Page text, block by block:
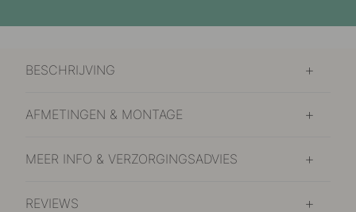
BESCHRIJVING
AFMETINGEN & MONTAGE
MEER INFO & VERZORGINGSADVIES
REVIEWS